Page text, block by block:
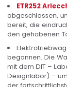
ETR252
abgeschlossen,
bereit, die
den gehobenen
begonnen. Die
mit dem DIT –
Designlabor) –